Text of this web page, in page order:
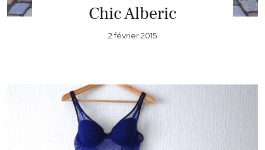
Chic Alberic
2 février 2015